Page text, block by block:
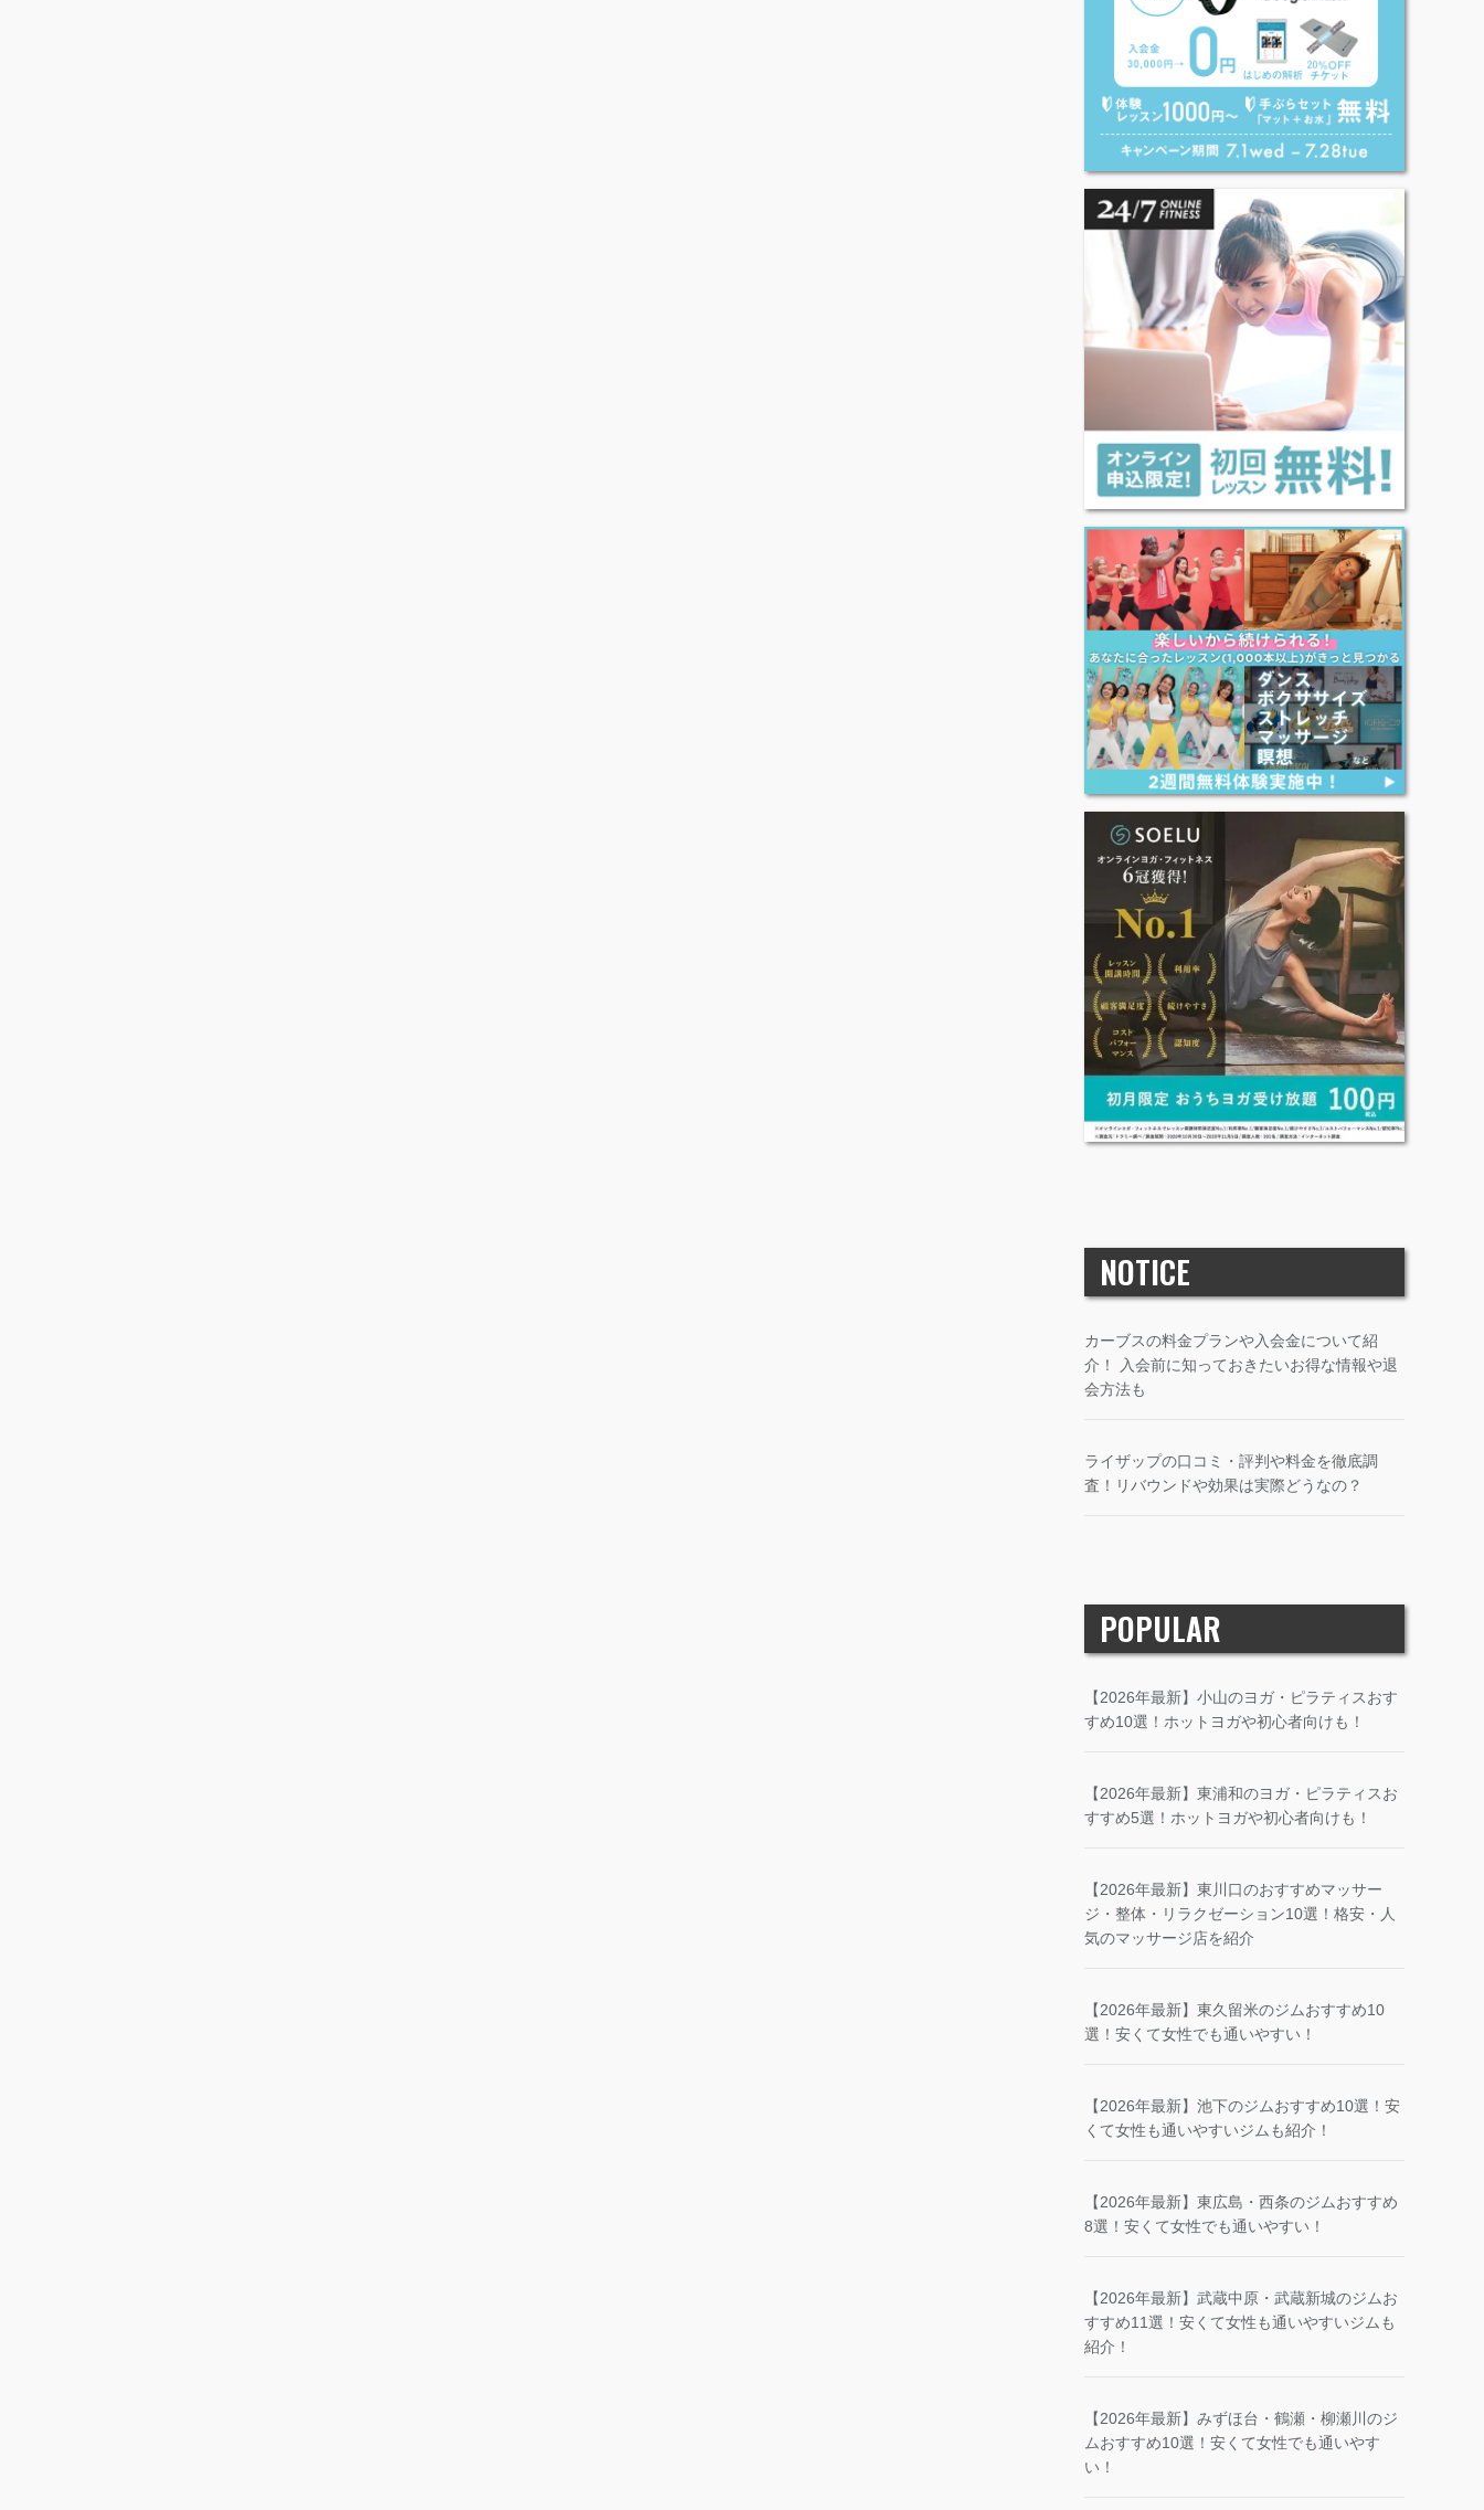
NOTICE
カーブスの料金プランや入会金について紹
介！ 入会前に知っておきたいお得な情報や退
会方法も
ライザップの口コミ・評判や料金を徹底調
査！リバウンドや効果は実際どうなの？
POPULAR
【2026年最新】小山のヨガ・ピラティスおす
すめ10選！ホットヨガや初心者向けも！
【2026年最新】東浦和のヨガ・ピラティスお
すすめ5選！ホットヨガや初心者向けも！
【2026年最新】東川口のおすすめマッサー
ジ・整体・リラクゼーション10選！格安・人
気のマッサージ店を紹介
【2026年最新】東久留米のジムおすすめ10
選！安くて女性でも通いやすい！
【2026年最新】池下のジムおすすめ10選！安
くて女性も通いやすいジムも紹介！
【2026年最新】東広島・西条のジムおすすめ
8選！安くて女性でも通いやすい！
【2026年最新】武蔵中原・武蔵新城のジムお
すすめ11選！安くて女性も通いやすいジムも
紹介！
【2026年最新】みずほ台・鶴瀬・柳瀬川のジ
ムおすすめ10選！安くて女性でも通いやす
い！